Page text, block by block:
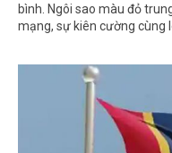
bình. Ngôi sao màu đỏ
mạng, sự kiên cường cùng